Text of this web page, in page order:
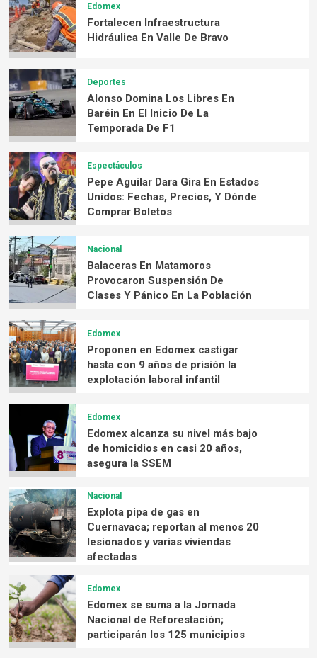
Edomex
Fortalecen Infraestructura
Hidráulica En Valle De Bravo
Deportes
Alonso Domina Los Libres En
Baréin En El Inicio De La
Temporada De F1
Espectáculos
Pepe Aguilar Dara Gira En Estados
Unidos: Fechas, Precios, Y Dónde
Comprar Boletos
Nacional
Balaceras En Matamoros
Provocaron Suspensión De
Clases Y Pánico En La Población
Edomex
Proponen en Edomex castigar
hasta con 9 años de prisión la
explotación laboral infantil
Edomex
Edomex alcanza su nivel más bajo
de homicidios en casi 20 años,
asegura la SSEM
Nacional
Explota pipa de gas en
Cuernavaca; reportan al menos 20
lesionados y varias viviendas
afectadas
Edomex
Edomex se suma a la Jornada
Nacional de Reforestación;
participarán los 125 municipios